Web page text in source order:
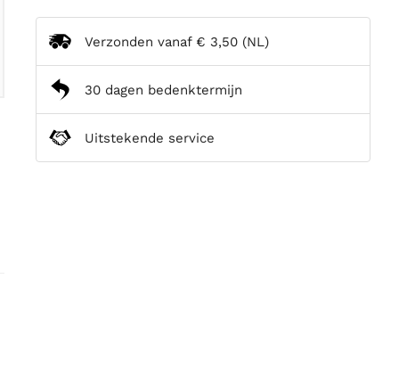
Verzonden vanaf € 3,50 (NL)
30 dagen bedenktermijn
Uitstekende service